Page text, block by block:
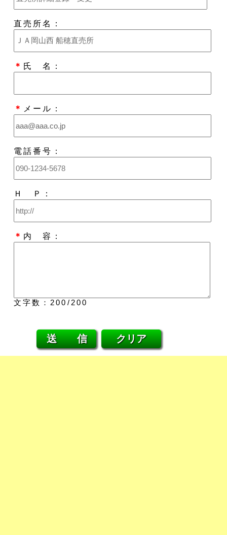
直売所名：
＊ 氏 名：
＊ メール：
電話番号：
Ｈ Ｐ：
＊ 内 容：
文字数： 200 /200